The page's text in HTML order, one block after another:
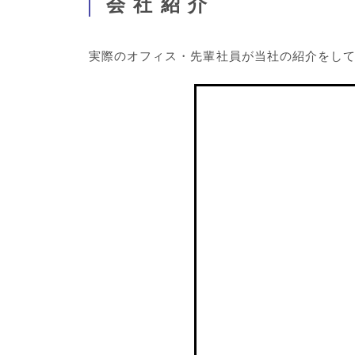
実際のオフィス・先輩社員が当社の紹介をし